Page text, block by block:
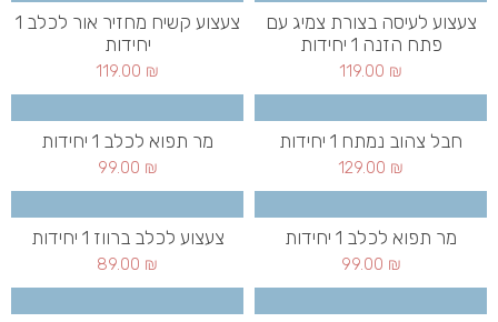
צעצוע לעיסה בצורת צמיג עם
פתח הזנה 1 יחידות
119.00 ₪
צעצוע קשיח מחזיר אור לכלב 1
יחידות
119.00 ₪
חבל צהוב נמתח 1 יחידות
129.00 ₪
מר תפוא לכלב 1 יחידות
99.00 ₪
מר תפוא לכלב 1 יחידות
99.00 ₪
צעצוע לכלב ברווז 1 יחידות
89.00 ₪